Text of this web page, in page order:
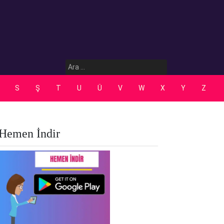
Arama:
S Ş T U Ü V W X Y Z
İndir